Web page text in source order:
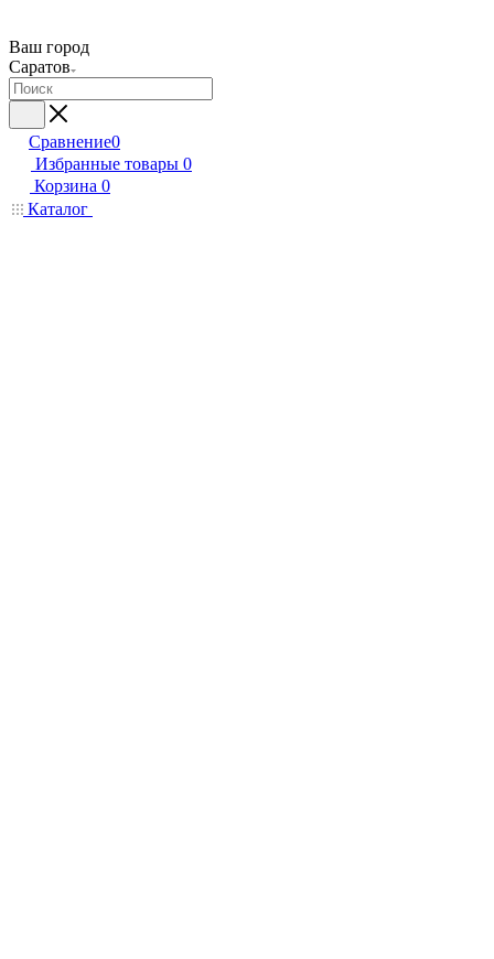
Ваш город
Саратов
Сравнение0
Избранные товары 0
Корзина 0
Каталог